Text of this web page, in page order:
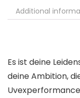
Additional
Es ist deine
deine Ambition,